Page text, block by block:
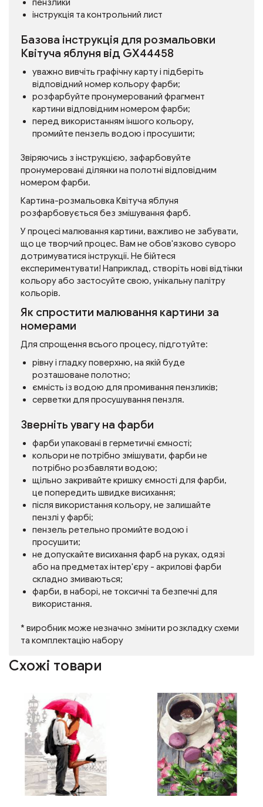
пензлики
інструкція та контрольний лист
Базова інструкція для розмальовки
Квітуча яблуня від GX44458
уважно вивчіть графічну карту і підберіть
відповідний номер кольору фарби;
розфарбуйте пронумерований фрагмент
картини відповідним номером фарби;
перед використанням іншого кольору,
промийте пензель водою і просушити;
Звіряючись з інструкцією, зафарбовуйте
пронумеровані ділянки на полотні відповідним
номером фарби.
Картина-розмальовка Квітуча яблуня
розфарбовується без змішування фарб.
У процесі малювання картини, важливо не забувати,
що це творчий процес. Вам не обов'язково суворо
дотримуватися інструкції. Не бійтеся
експериментувати! Наприклад, створіть нові відтінки
кольору або застосуйте свою, унікальну палітру
кольорів.
Як спростити малювання картини за
номерами
Для спрощення всього процесу, підготуйте:
рівну і гладку поверхню, на якій буде
розташоване полотно;
ємність із водою для промивання пензликів;
серветки для просушування пензля.
Зверніть увагу на фарби
фарби упаковані в герметичні ємності;
кольори не потрібно змішувати, фарби не
потрібно розбавляти водою;
щільно закривайте кришку ємності для фарби,
це попередить швидке висихання;
після використання кольору, не залишайте
пензлі у фарбі;
пензель ретельно промийте водою і
просушити;
не допускайте висихання фарб на руках, одязі
або на предметах інтер'єру - акрилові фарби
складно змиваються;
фарби, в наборі, не токсичні та безпечні для
використання.
* виробник може незначно змінити розкладку схеми
та комплектацію набору
Схожі товари